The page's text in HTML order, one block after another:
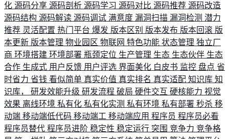
化 源码分享 源码剖析 源码学习 源码对比 源码推荐 源码改造
源码结构 源码解读 源码调试 满意度 漏洞扫描 漏洞检测 潜力
推荐 灵活配置 热门平台 爆发 版本区别 版本发布 版本回滚 版
本更新 版本管理 物业园区 物联网 特色功能 状态管理 独立厂
商 环境搭建 环境部署 瓶颈定位 生产管理 生态 生态伙伴 生态
合作 生成式 用户反馈 用户评选 界面美化 白皮书 监控 盘点 省
时省力 省钱 看似简单 真实价值 真实排名 真实适配 知识库 知
识库， 研发效能升级 研发流程 破局 硬件交互 硬核能力 视觉
效果 离线环境 私有化 私有化实测 私有环境 私有部署 秒杀 移
动端 移动端低代码 移动端工 移动端应用 程序员 程序员必看
程序员替代 程序员进阶 稳定性 稳定运行 突围 竞争力 竞争格